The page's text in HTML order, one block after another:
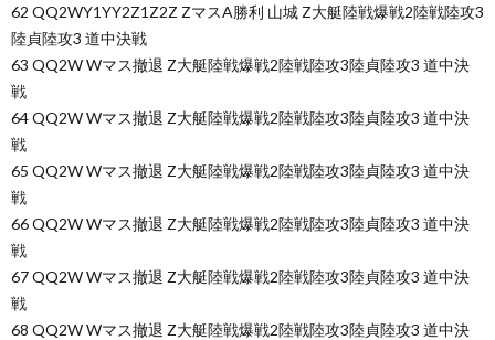
62 QQ2WY1YY2Z1Z2Z ZマスA勝利 山城 Z大艇陸戦爆戦2陸戦陸攻3
陸貞陸攻3 道中決戦
63 QQ2W Wマス撤退 Z大艇陸戦爆戦2陸戦陸攻3陸貞陸攻3 道中決
戦
64 QQ2W Wマス撤退 Z大艇陸戦爆戦2陸戦陸攻3陸貞陸攻3 道中決
戦
65 QQ2W Wマス撤退 Z大艇陸戦爆戦2陸戦陸攻3陸貞陸攻3 道中決
戦
66 QQ2W Wマス撤退 Z大艇陸戦爆戦2陸戦陸攻3陸貞陸攻3 道中決
戦
67 QQ2W Wマス撤退 Z大艇陸戦爆戦2陸戦陸攻3陸貞陸攻3 道中決
戦
68 QQ2W Wマス撤退 Z大艇陸戦爆戦2陸戦陸攻3陸貞陸攻3 道中決